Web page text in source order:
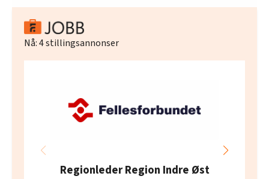
Nå:4stillingsannonser
Regionleder Region Indre Øst